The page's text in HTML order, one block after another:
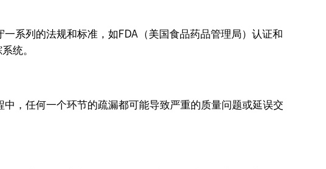
系列的法规和标准，如FDA（美国食品药品管理局）认证和
统。
，任何一个环节的疏漏都可能导致严重的质量问题或延误交